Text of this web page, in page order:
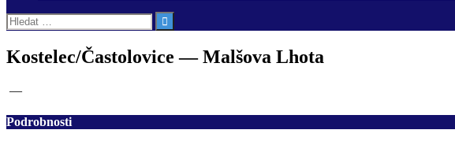
Vyhledávání
Kostelec/Častolovice — Malšova Lhota
—
Podrobnosti